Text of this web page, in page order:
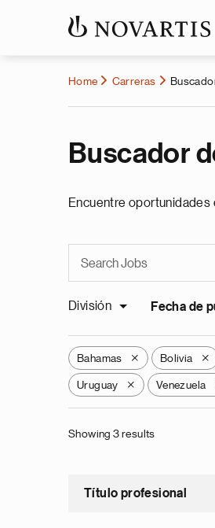
Home Carreras
Buscador
Encuentre oportunidades
División Fecha de
Bahamas X Bolivia X
Uruguay X Venezuela
Showing 3 results
Título profesional